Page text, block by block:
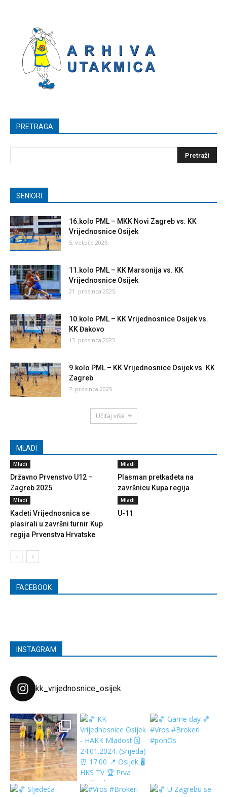
PRETRAGA
SENIORI
16.kolo PML – MKK Novi Zagreb vs. KK
Vrijednosnice Osijek
5. veljače 2026.
11.kolo PML – KK Marsonija vs. KK
Vrijednosnice Osijek
21. prosinca 2025.
10.kolo PML – KK Vrijednosnice Osijek vs.
KK Đakovo
13. prosinca 2025.
9.kolo PML – KK Vrijednosnice Osijek vs. KK
Zagreb
7. prosinca 2025.
Učitaj više
MLADI
Mladi
Državno Prvenstvo U12 –
Zagreb 2025.
Mladi
Plasman pretkadeta na
završnicu Kupa regija
Mladi
Kadeti Vrijednosnica se
plasirali u završni turnir Kup
regija Prvenstva Hrvatske
Mladi
U-11
FACEBOOK
INSTAGRAM
kk_vrijednosnice_osijek